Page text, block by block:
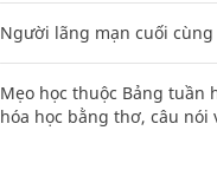
Người lãng mạn cuối cùng
Mẹo học thuộc Bảng tuần
hóa học bằng thơ, câu nói